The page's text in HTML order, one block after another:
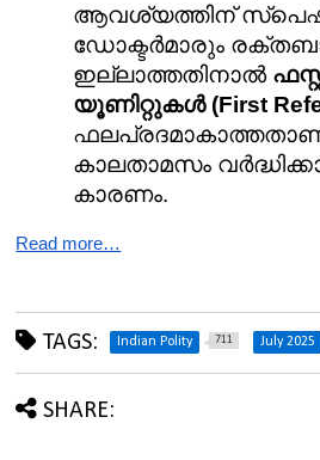
ആവശ്യത്തിന്
ഡോക്ടർമാരും
ഇല്ലാത്തതിനാൽ
യൂണിറ്റുകൾ (First
ഫലപ്രദമാകാത്തതാണ്
കാലതാമസം
കാരണം.
Read more…
TAGS: Indian Polity 711 July 2025
SHARE: